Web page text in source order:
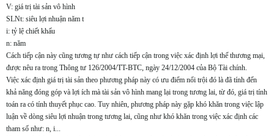
V: giá trị tài sản vô hình
SLNt: siêu lợi nhuận năm t
i: tỷ lệ chiết khấu
n: năm
Cách tiếp cận này cũng tương tự như cách tiếp cận trong việc xác định lợi thế thương mại,
được nêu ra trong Thông tư 126/2004/TT-BTC, ngày 24/12/2004 của Bộ Tài chính.
Việc xác định giá trị tài sản theo phương pháp này có ưu điểm nổi trội đó là đã tính đến
khả năng đóng góp và lợi ích mà tài sản vô hình mang lại trong tương lai, từ đó, giá trị tính
toán ra có tính thuyết phục cao. Tuy nhiên, phương pháp này gặp khó khăn trong việc lập
luận về dòng siêu lợi nhuận trong tương lai, cũng như khó khăn trong việc xác định các
tham số như: n, i...